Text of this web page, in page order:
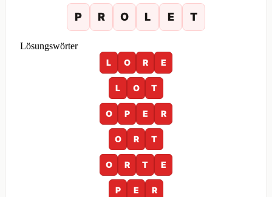
P R O L E T
Lösungswörter
L
O R E
L O T
O P E R
O R T
O R T E
P E R